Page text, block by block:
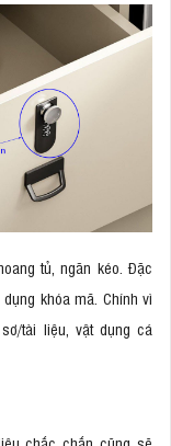
tủ, ngăn kéo. Đặc
khóa mã. Chính vì
tài liệu, vật dụng cá